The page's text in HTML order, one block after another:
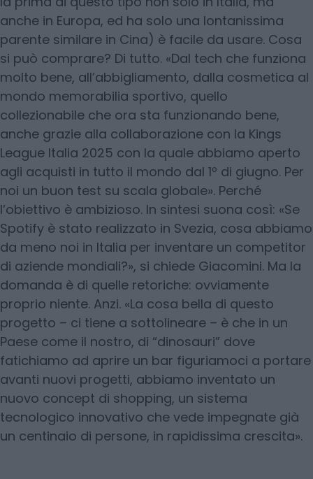
anche in Europa, ed ha solo una lontanissima
parente similare in Cina) è facile da usare. Cosa
si può comprare? Di tutto. «Dal tech che funziona
molto bene, all’abbigliamento, dalla cosmetica al
mondo memorabilia sportivo, quello
collezionabile che ora sta funzionando bene,
anche grazie alla collaborazione con la Kings
League Italia 2025 con la quale abbiamo aperto
agli acquisti in tutto il mondo dal 1º di giugno. Per
noi un buon test su scala globale». Perché
l’obiettivo è ambizioso. In sintesi suona così: «Se
Spotify è stato realizzato in Svezia, cosa abbiamo
da meno noi in Italia per inventare un competitor
di aziende mondiali?», si chiede Giacomini. Ma la
domanda è di quelle retoriche: ovviamente
proprio niente. Anzi. «La cosa bella di questo
progetto – ci tiene a sottolineare – è che in un
Paese come il nostro, di “dinosauri” dove
fatichiamo ad aprire un bar figuriamoci a portare
avanti nuovi progetti, abbiamo inventato un
nuovo concept di shopping, un sistema
tecnologico innovativo che vede impegnate già
un centinaio di persone, in rapidissima crescita».